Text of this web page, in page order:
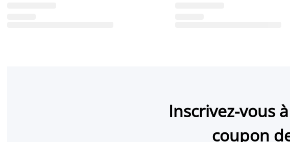
Inscrivez-vous
coupon